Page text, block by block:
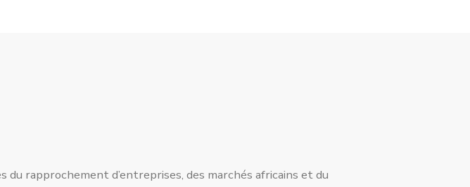
rapprochement d’entreprises, des marchés africains et du